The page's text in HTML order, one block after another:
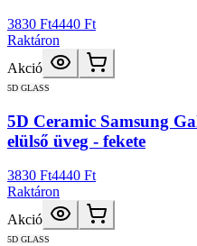
3830 Ft4440 Ft
Raktáron
Akció
5D GLASS
5D Ceramic Samsung
elülső üveg - fekete
3830 Ft4440 Ft
Raktáron
Akció
5D GLASS